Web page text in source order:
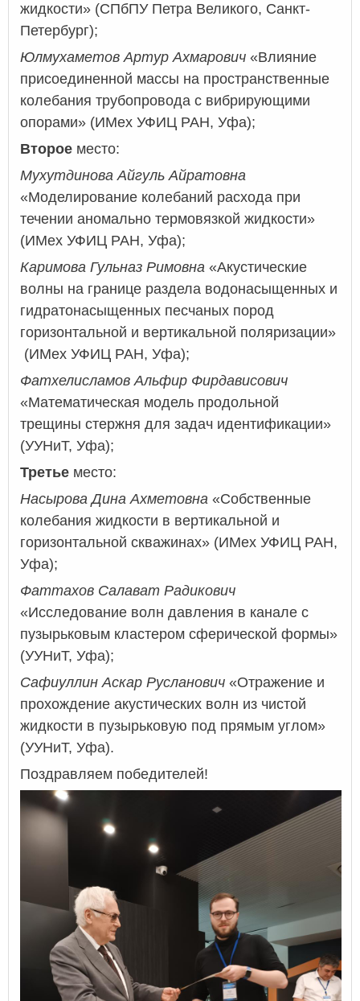
жидкости» (СПбПУ Петра Великого, Санкт-
Петербург);
Юлмухаметов Артур Ахмарович «Влияние
присоединенной массы на пространственные
колебания трубопровода с вибрирующими
опорами» (ИМех УФИЦ РАН, Уфа);
Второе место:
Мухутдинова Айгуль Айратовна
«Моделирование колебаний расхода при
течении аномально термовязкой жидкости»
(ИМех УФИЦ РАН, Уфа);
Каримова Гульназ Римовна «Акустические
волны на границе раздела водонасыщенных и
гидратонасыщенных песчаных пород
горизонтальной и вертикальной поляризации»
(ИМех УФИЦ РАН, Уфа);
Фатхелисламов Альфир Фирдависович
«Математическая модель продольной
трещины стержня для задач идентификации»
(УУНиТ, Уфа);
Третье место:
Насырова Дина Ахметовна «Собственные
колебания жидкости в вертикальной и
горизонтальной скважинах» (ИМех УФИЦ РАН,
Уфа);
Фаттахов Салават Радикович
«Исследование волн давления в канале с
пузырьковым кластером сферической формы»
(УУНиТ, Уфа);
Сафиуллин Аскар Русланович «Отражение и
прохождение акустических волн из чистой
жидкости в пузырьковую под прямым углом»
(УУНиТ, Уфа).
Поздравляем победителей!